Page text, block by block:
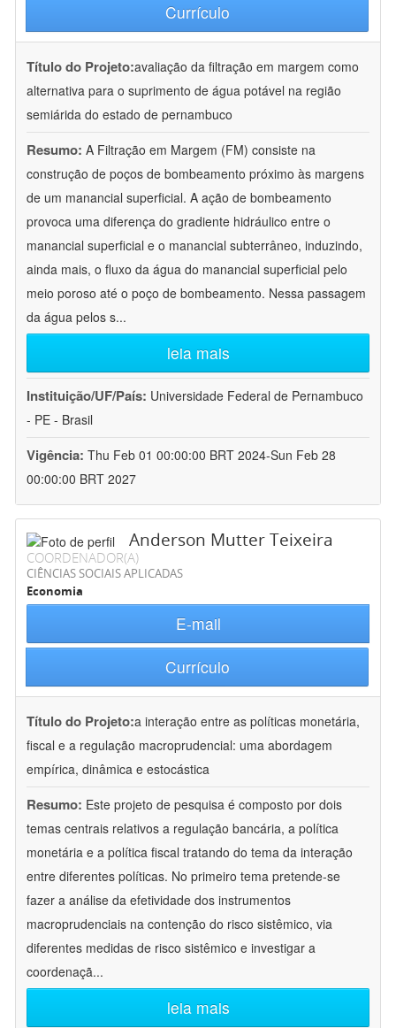
Currículo
Título do Projeto:avaliação da filtração em margem como
alternativa para o suprimento de água potável na região
semiárida do estado de pernambuco
Resumo: A Filtração em Margem (FM) consiste na
construção de poços de bombeamento próximo às margens
de um manancial superficial. A ação de bombeamento
provoca uma diferença do gradiente hidráulico entre o
manancial superficial e o manancial subterrâneo, induzindo,
ainda mais, o fluxo da água do manancial superficial pelo
meio poroso até o poço de bombeamento. Nessa passagem
da água pelos s...
leia mais
Instituição/UF/País: Universidade Federal de Pernambuco
- PE - Brasil
Vigência: Thu Feb 01 00:00:00 BRT 2024-Sun Feb 28
00:00:00 BRT 2027
Anderson Mutter Teixeira
COORDENADOR(A)
CIÊNCIAS SOCIAIS APLICADAS
Economia
E-mail
Currículo
Título do Projeto:a interação entre as políticas monetária,
fiscal e a regulação macroprudencial: uma abordagem
empírica, dinâmica e estocástica
Resumo: Este projeto de pesquisa é composto por dois
temas centrais relativos a regulação bancária, a política
monetária e a política fiscal tratando do tema da interação
entre diferentes políticas. No primeiro tema pretende-se
fazer a análise da efetividade dos instrumentos
macroprudenciais na contenção do risco sistêmico, via
diferentes medidas de risco sistêmico e investigar a
coordenaçã...
leia mais